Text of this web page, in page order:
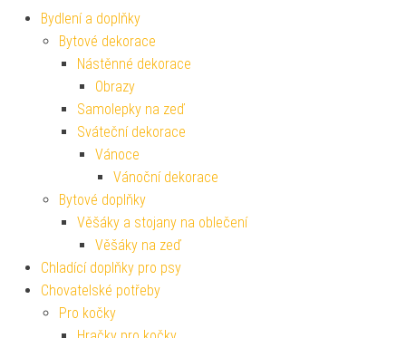
Bydlení a doplňky
Bytové dekorace
Nástěnné dekorace
Obrazy
Samolepky na zeď
Sváteční dekorace
Vánoce
Vánoční dekorace
Bytové doplňky
Věšáky a stojany na oblečení
Věšáky na zeď
Chladící doplňky pro psy
Chovatelské potřeby
Pro kočky